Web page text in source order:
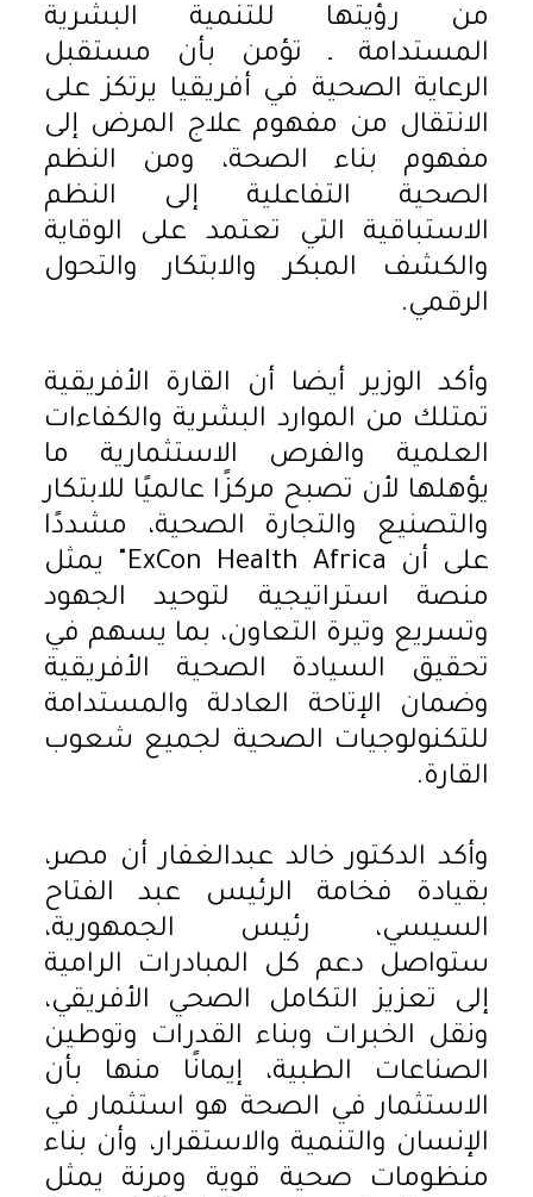
من رؤيتها للتنمية البشرية
المستدامة ـ تؤمن بأن مستقبل
الرعاية الصحية في أفريقيا يرتكز على
الانتقال من مفهوم علاج المرض إلى
مفهوم بناء الصحة، ومن النظم
الصحية التفاعلية إلى النظم
الاستباقية التي تعتمد على الوقاية
والكشف المبكر والابتكار والتحول
الرقمي.
وأكد الوزير أيضا أن القارة الأفريقية
تمتلك من الموارد البشرية والكفاءات
العلمية والفرص الاستثمارية ما
يؤهلها لأن تصبح مركزًا عالميًا للابتكار
والتصنيع والتجارة الصحية، مشددًا
على أن ExCon Health Africa" يمثل
منصة استراتيجية لتوحيد الجهود
وتسريع وتيرة التعاون، بما يسهم في
تحقيق السيادة الصحية الأفريقية
وضمان الإتاحة العادلة والمستدامة
للتكنولوجيات الصحية لجميع شعوب
القارة.
وأكد الدكتور خالد عبدالغفار أن مصر،
بقيادة فخامة الرئيس عبد الفتاح
السيسي، رئيس الجمهورية،
ستواصل دعم كل المبادرات الرامية
إلى تعزيز التكامل الصحي الأفريقي،
ونقل الخبرات وبناء القدرات وتوطين
الصناعات الطبية، إيمانًا منها بأن
الاستثمار في الصحة هو استثمار في
الإنسان والتنمية والاستقرار، وأن بناء
منظومات صحية قوية ومرنة يمثل